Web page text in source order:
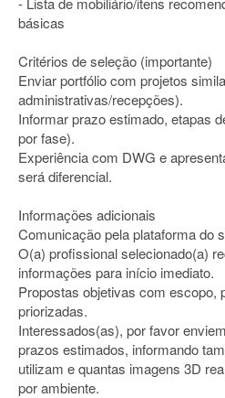
básicas
Critérios de seleção (importante)
Enviar portfólio com projetos
administrativas/recepções).
Informar prazo estimado, etapas
por fase).
Experiência com DWG e
será diferencial.
Informações adicionais
Comunicação pela plataforma do
O(a) profissional selecionado(a)
informações para início imediato.
Propostas objetivas com escopo,
priorizadas.
Interessados(as), por favor
prazos estimados, informando
utilizam e quantas imagens 3D
por ambiente.